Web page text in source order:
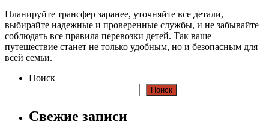
Планируйте трансфер заранее, уточняйте все детали,
выбирайте надежные и проверенные службы, и не забывайте
соблюдать все правила перевозки детей. Так ваше
путешествие станет не только удобным, но и безопасным для
всей семьи.
Поиск
Поиск
Свежие записи